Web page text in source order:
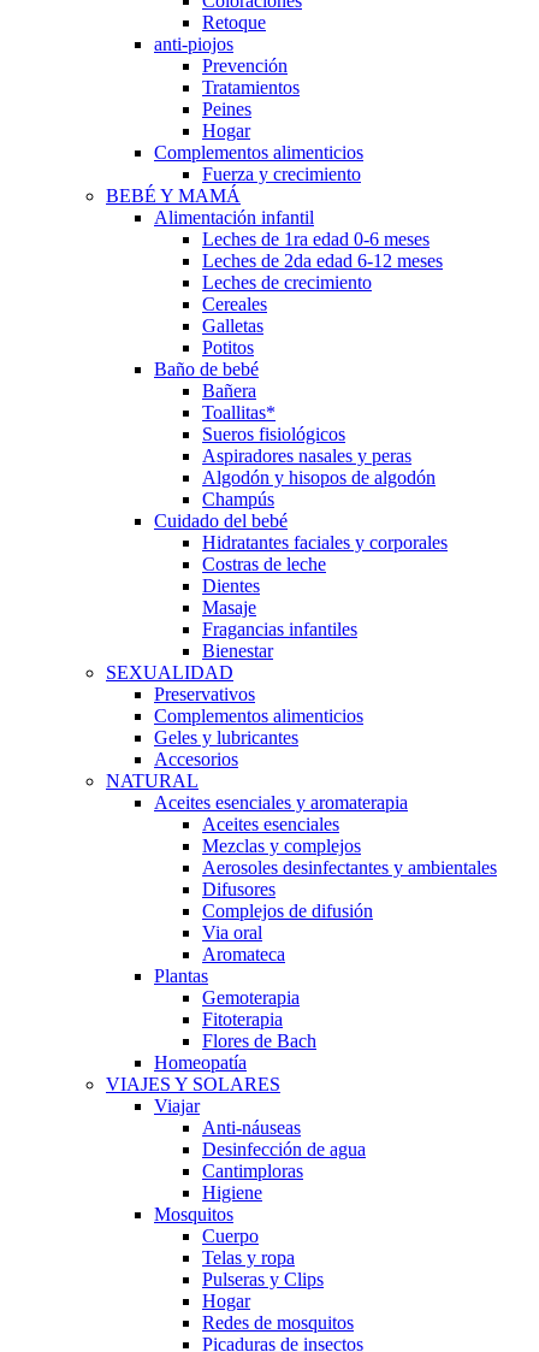
Retoque
anti-piojos
Prevención
Tratamientos
Peines
Hogar
Complementos alimenticios
Fuerza y crecimiento
BEBÉ Y MAMÁ
Alimentación infantil
Leches de 1ra edad 0-6 meses
Leches de 2da edad 6-12 meses
Leches de crecimiento
Cereales
Galletas
Potitos
Baño de bebé
Bañera
Toallitas*
Sueros fisiológicos
Aspiradores nasales y peras
Algodón y hisopos de algodón
Champús
Cuidado del bebé
Hidratantes faciales y corporales
Costras de leche
Dientes
Masaje
Fragancias infantiles
Bienestar
SEXUALIDAD
Preservativos
Complementos alimenticios
Geles y lubricantes
Accesorios
NATURAL
Aceites esenciales y aromaterapia
Aceites esenciales
Mezclas y complejos
Aerosoles desinfectantes y ambientales
Difusores
Complejos de difusión
Via oral
Aromateca
Plantas
Gemoterapia
Fitoterapia
Flores de Bach
Homeopatía
VIAJES Y SOLARES
Viajar
Anti-náuseas
Desinfección de agua
Cantimploras
Higiene
Mosquitos
Cuerpo
Telas y ropa
Pulseras y Clips
Hogar
Redes de mosquitos
Picaduras de insectos